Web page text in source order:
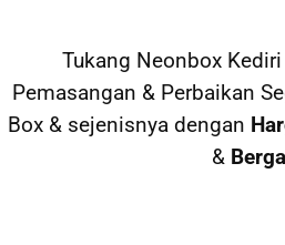
Tukang Neonbox
Pemasangan & Perbaikan
Box & sejenisnya dengan
&